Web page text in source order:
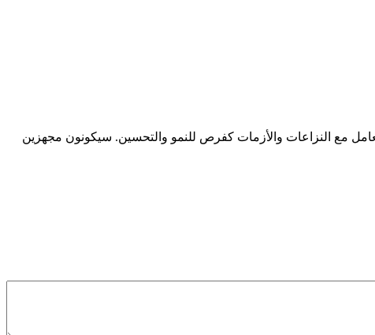
مع النزاعات والأزمات كفرص للنمو والتحسين. سيكونون مجهزين